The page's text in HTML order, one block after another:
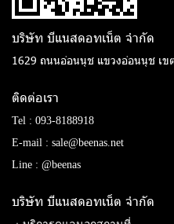
บริษัท บีแนสดอทเน็ต จํากัด
1629 ถนนอ่อนนุช แขวงอ่อนนุช เข
ติดต่อเรา
Tel : 093-8188918
E-mail : sale@beenas.net
Line : @beenas
บริษัท บีแนสดอทเน็ต จํากัด